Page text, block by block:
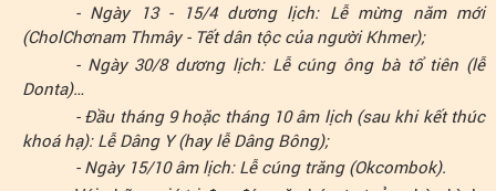
- Ngày 13 - 15/4 dương lịch: Lễ mừng năm mới
(CholChơnam Thmây - Tết dân tộc của người Khmer);
- Ngày 30/8 dương lịch: Lễ cúng ông bà tổ tiên (lễ
Donta)…
- Đầu tháng 9 hoặc tháng 10 âm lịch (sau khi kết thúc
khoá hạ): Lễ Dâng Y (hay lễ Dâng Bông);
- Ngày 15/10 âm lịch: Lễ cúng trăng (Okcombok).